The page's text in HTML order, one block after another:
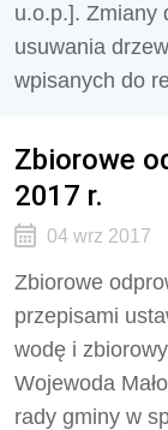
u.o.p.]. Zmiany
usuwania
wpisanych do
Zbiorowe
2017 r.
04 wrz 2017
Zbiorowe
przepisami
wodę i
Wojewoda
rady gminy w